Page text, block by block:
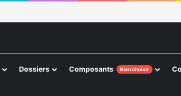
Dossiers Composants Bien choisir